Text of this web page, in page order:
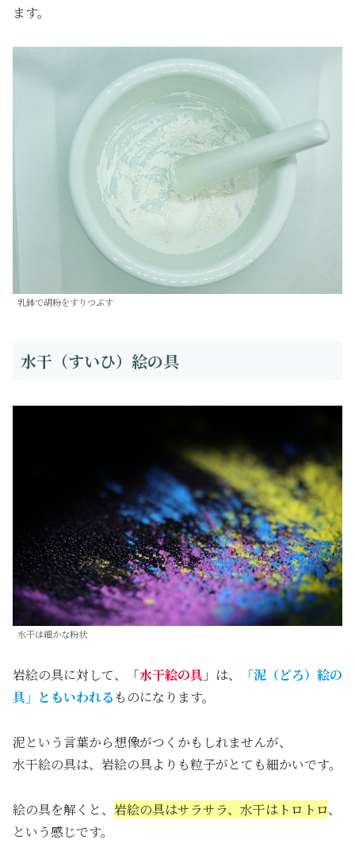
ます。
乳鉢で胡粉をすりつぶす
水干（すいひ）絵の具
水干は細かな粉状
岩絵の具に対して、「水干絵の具 」は、
「泥（どろ）絵の
具」ともいわれる ものになります。
泥という言葉から想像がつくかもしれませんが、
水干絵の具は、岩絵の具よりも粒子がとても細かいです。
絵の具を解くと、 岩絵の具はサラサラ、水干はトロトロ、
という感じです。